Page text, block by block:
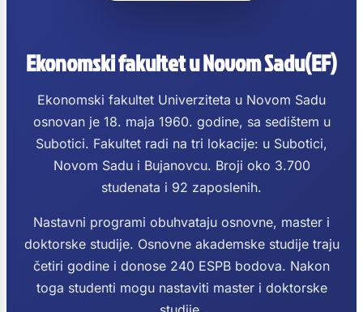
Ekonomski fakultet u Novom Sadu(EF)
Ekonomski fakultet Univerziteta u Novom Sadu
osnovan je 18. maja 1960. godine, sa sedištem u
Subotici. Fakultet radi na tri lokacije: u Subotici,
Novom Sadu i Bujanovcu. Broji oko 3.700
studenata i 92 zaposlenih.
Nastavni programi obuhvataju osnovne, master i
doktorske studije. Osnovne akademske studije traju
četiri godine i donose 240 ESPB bodova. Nakon
toga studenti mogu nastaviti master i doktorske